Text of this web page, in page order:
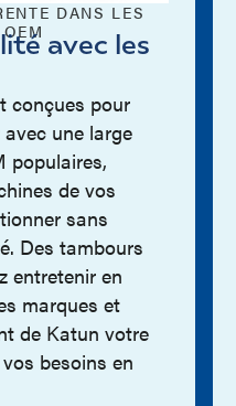
DANS LES
avec les
conçues pour
une large
populaires,
de vos
sans
Des tambours
entretenir en
marques et
de Katun votre
besoins en